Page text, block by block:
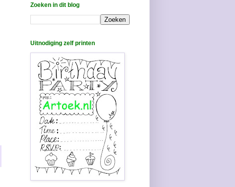
Zoeken in dit blog
Uitnodiging zelf printen